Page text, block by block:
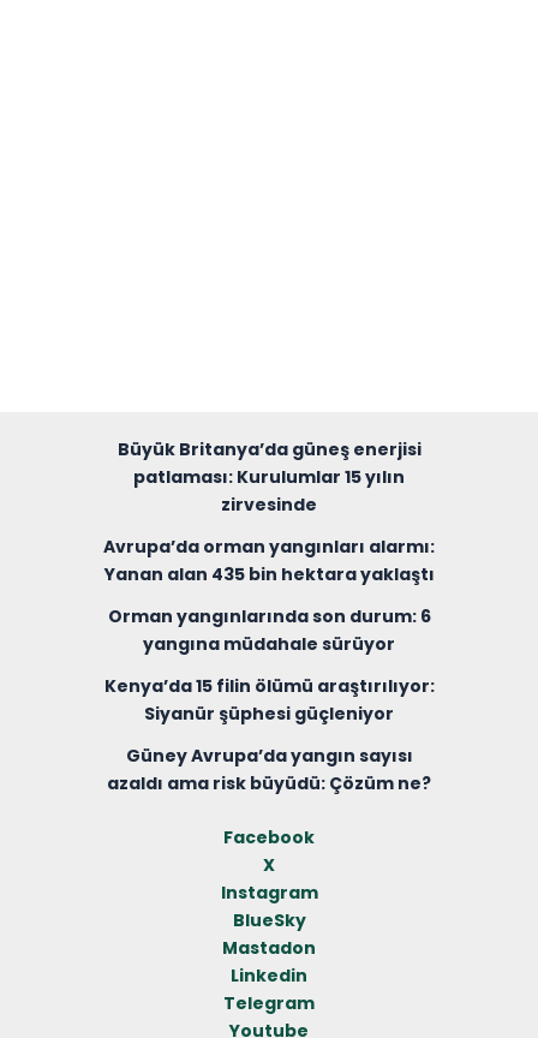
Büyük Britanya’da güneş enerjisi
patlaması: Kurulumlar 15 yılın
zirvesinde
Avrupa’da orman yangınları alarmı:
Yanan alan 435 bin hektara yaklaştı
Orman yangınlarında son durum: 6
yangına müdahale sürüyor
Kenya’da 15 filin ölümü araştırılıyor:
Siyanür şüphesi güçleniyor
Güney Avrupa’da yangın sayısı
azaldı ama risk büyüdü: Çözüm ne?
Facebook
X
Instagram
BlueSky
Mastadon
Linkedin
Telegram
Youtube